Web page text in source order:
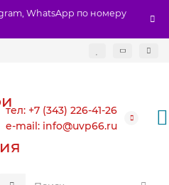
WhatsApp по номеру
тел: +7 (343) 226-41-26
e-mail: info@uvp66.ru